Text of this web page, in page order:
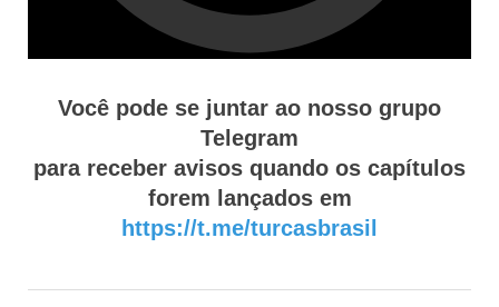
Você pode se juntar ao nosso grupo
Telegram
para receber avisos quando os capítulos
forem lançados em
https://t.me/turcasbrasil